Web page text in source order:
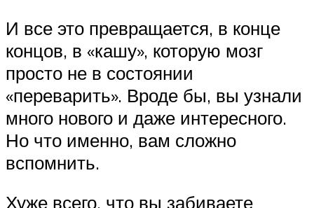
И все это превращается, в конце
концов, в «кашу», которую мозг
просто не в состоянии
«переварить». Вроде бы, вы узнали
много нового и даже интересного.
Но что именно, вам сложно
вспомнить.
Хуже всего, что вы забиваете